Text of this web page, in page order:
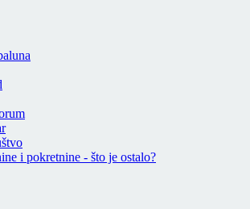
i pokretnine - što je ostalo?